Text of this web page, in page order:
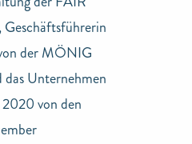
der MÖNIG
Unternehmen
von den